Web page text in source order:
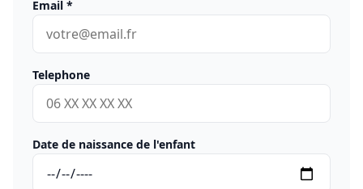
Email *
Telephone
Date de naissance de l'enfant